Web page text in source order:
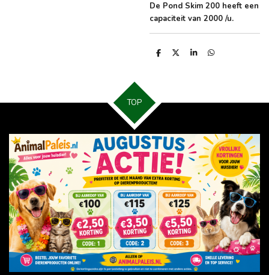
De Pond Skim 200 heeft een
capaciteit van 2000 /u.
D
D
S
D
TOP